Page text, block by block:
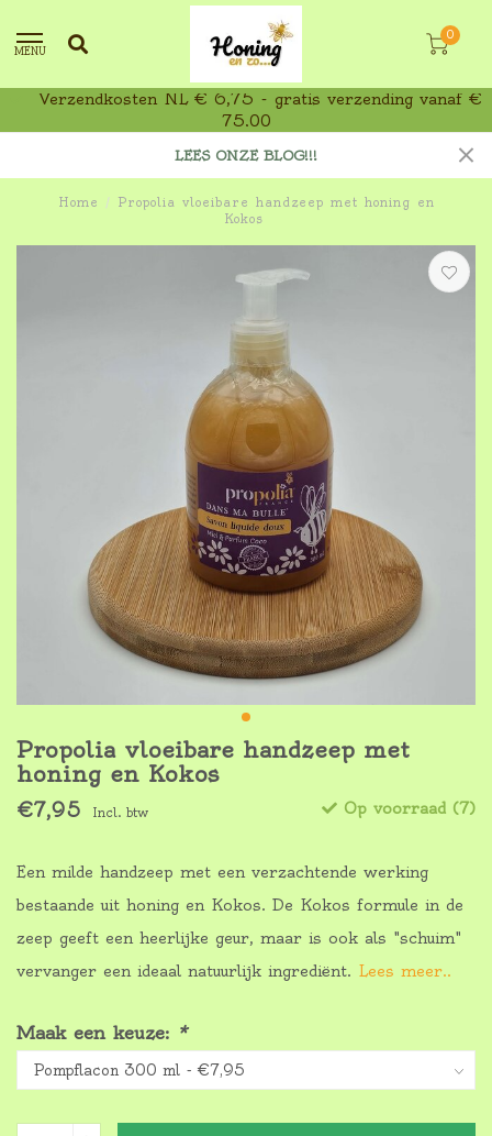
MENU
0
Verzendkosten NL € 6,75 - gratis verzending vanaf €
75,00
LEES ONZE BLOG!!!
Home / Propolia vloeibare handzeep met honing en
Kokos
Propolia vloeibare handzeep met
honing en Kokos
€7,95 Incl. btw Op voorraad (7)
Een milde handzeep met een verzachtende werking
bestaande uit honing en Kokos. De Kokos formule in de
zeep geeft een heerlijke geur, maar is ook als "schuim"
vervanger een ideaal natuurlijk ingrediënt. Lees meer..
Maak een keuze: *